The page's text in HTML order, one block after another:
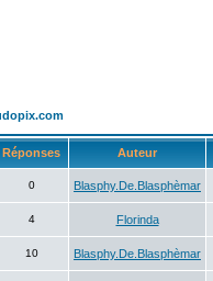
Réponses Auteur
0 Blasphy.De.Blasphèmar
4 Florinda
10 Blasphy.De.Blasphèmar